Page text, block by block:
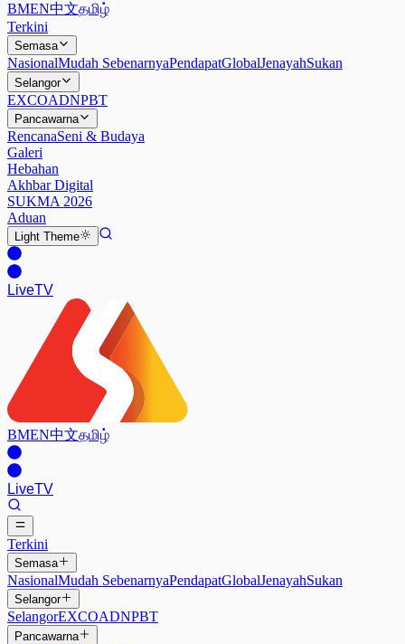
BMEN中文தமிழ்
Terkini
Semasa
NasionalMudah SebenarnyaPendapatGlobalJenayahSukan
Selangor
EXCOADNPBT
Pancawarna
RencanaSeni & Budaya
Galeri
Hebahan
Akhbar Digital
SUKMA 2026
Aduan
Light Theme
LiveTV
BMEN中文தமிழ்
LiveTV
Terkini
Semasa
NasionalMudah SebenarnyaPendapatGlobalJenayahSukan
Selangor
SelangorEXCOADNPBT
Pancawarna